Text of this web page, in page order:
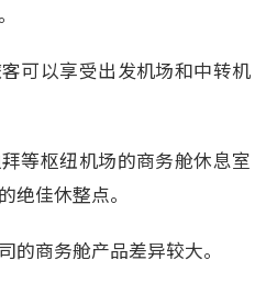
可以享受出发机场和中转机
等枢纽机场的商务舱休息室
绝佳休整点。
的商务舱产品差异较大。